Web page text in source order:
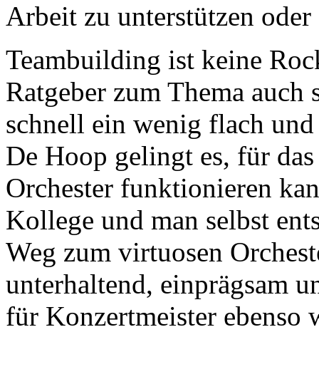
Arbeit zu unterstützen
Teambuilding ist keine
Ratgeber zum Thema
schnell ein wenig flach
De Hoop gelingt es, für
Orchester funktionieren
Kollege und man selbst
Weg zum virtuosen
unterhaltend, einprägsam
für Konzertmeister